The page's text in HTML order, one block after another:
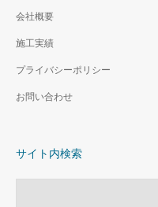
会社概要
施工実績
プライバシーポリシー
お問い合わせ
サイト内検索